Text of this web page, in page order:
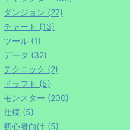
ダンジョン (27)
チャート (13)
ツール (1)
データ (32)
テクニック (2)
ドラフト (5)
モンスター (200)
仕様 (5)
初心者向け (5)